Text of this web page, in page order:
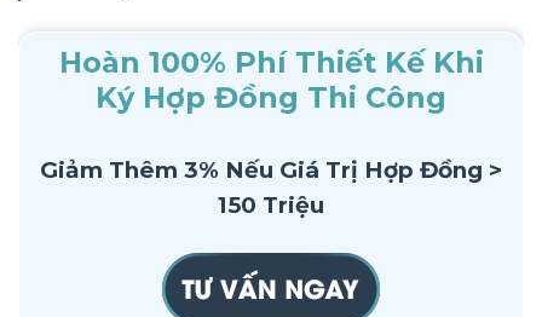
Hoàn 100% Phí Thiết Kế Khi
Ký Hợp Đồng Thi Công
Giảm Thêm 3% Nếu Giá Trị Hợp Đồng >
150 Triệu